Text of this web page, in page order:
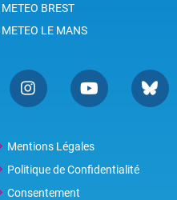
METEO BREST
METEO LE MANS
Mentions Légales
Politique de Confidentialité
Consentement